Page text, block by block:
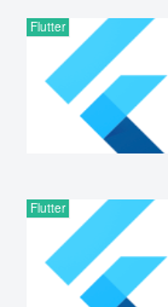
Flutter
Flutter